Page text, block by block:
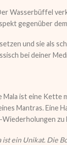
Wasserbüffel
gegenüber
und sie als
bei deiner
ist eine Kette
Mantras. Eine
Wiederholungen zu
ein Unikat. Die